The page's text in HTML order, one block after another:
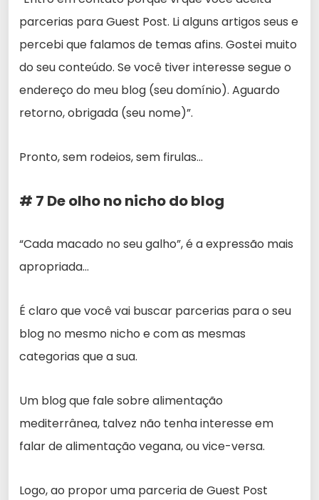
parcerias para Guest Post. Li alguns artigos seus e
percebi que falamos de temas afins. Gostei muito
do seu conteúdo. Se você tiver interesse segue o
endereço do meu blog (seu domínio). Aguardo
retorno, obrigada (seu nome)”.
Pronto, sem rodeios, sem firulas…
# 7 De olho no nicho do blog
“Cada macado no seu galho”, é a expressão mais
apropriada…
É claro que você vai buscar parcerias para o seu
blog no mesmo nicho e com as mesmas
categorias que a sua.
Um blog que fale sobre alimentação
mediterrânea, talvez não tenha interesse em
falar de alimentação vegana, ou vice-versa.
Logo, ao propor uma parceria de Guest Post